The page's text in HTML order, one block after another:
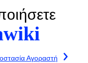
Αγοραστή